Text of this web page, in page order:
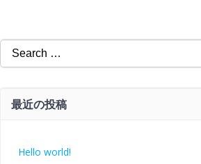
Search
for:
最近の投稿
Hello world!